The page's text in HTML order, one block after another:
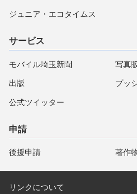
ジュニア・エコタイムス
サービス
モバイル埼玉新聞 写真
出版 プッ
公式ツイッター
申請
後援申請 著作
リンクについて